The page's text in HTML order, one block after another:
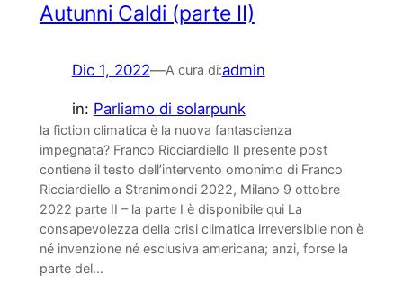
Autunni Caldi (parte II)
Dic 1, 2022—A cura di:admin
in: Parliamo di solarpunk
la fiction climatica è la nuova fantascienza
impegnata? Franco Ricciardiello Il presente post
contiene il testo dell’intervento omonimo di Franco
Ricciardiello a Stranimondi 2022, Milano 9 ottobre
2022 parte II – la parte I è disponibile qui La
consapevolezza della crisi climatica irreversibile non è
né invenzione né esclusiva americana; anzi, forse la
parte del…